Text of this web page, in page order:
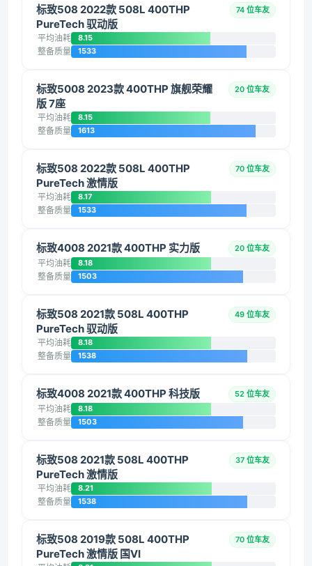
标致508 2022款 508L 400THP
PureTech 驭动版
74 位车友
平均油耗 8.15
整备质量 1533
标致5008 2023款 400THP 旗舰荣耀
版 7座
20 位车友
平均油耗 8.15
整备质量 1613
标致508 2022款 508L 400THP
PureTech 激情版
70 位车友
平均油耗 8.17
整备质量 1533
标致4008 2021款 400THP 实力版 20 位车友
平均油耗 8.18
整备质量 1503
标致508 2021款 508L 400THP
PureTech 驭动版
49 位车友
平均油耗 8.18
整备质量 1538
标致4008 2021款 400THP 科技版 52 位车友
平均油耗 8.18
整备质量 1503
标致508 2021款 508L 400THP
PureTech 激情版
37 位车友
平均油耗 8.21
整备质量 1538
标致508 2019款 508L 400THP
PureTech 激情版 国VI
70 位车友